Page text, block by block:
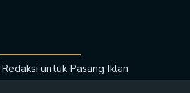
untuk Pasang Iklan